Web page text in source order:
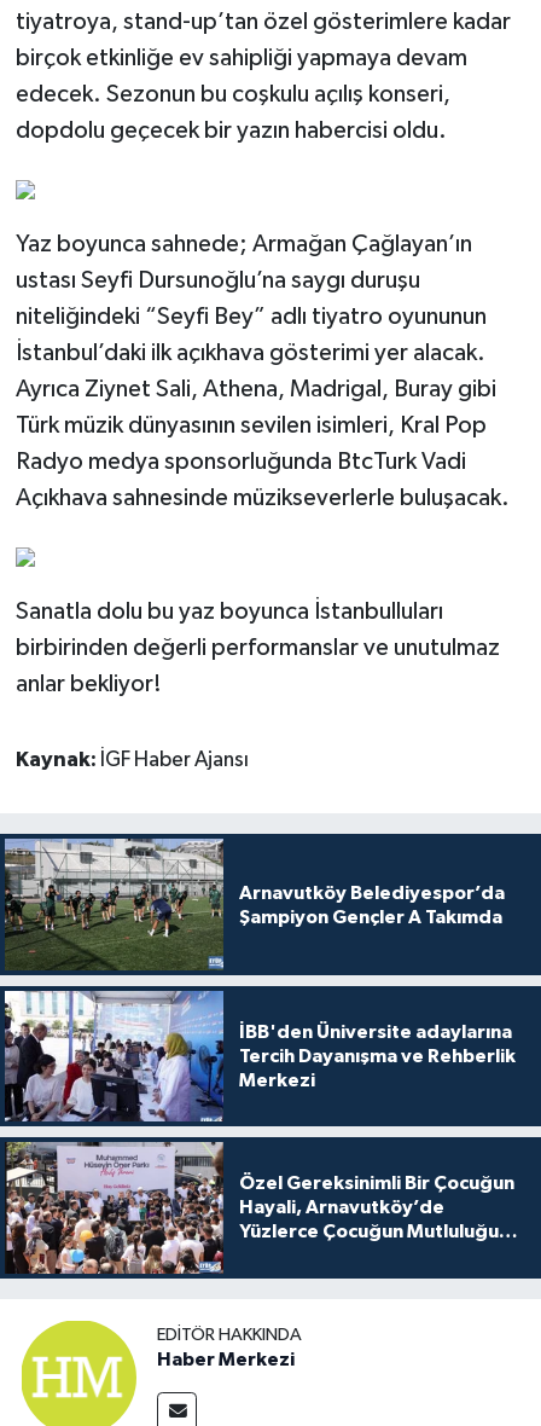
tiyatroya, stand-up’tan özel gösterimlere kadar
birçok etkinliğe ev sahipliği yapmaya devam
edecek. Sezonun bu coşkulu açılış konseri,
dopdolu geçecek bir yazın habercisi oldu.
Yaz boyunca sahnede; Armağan Çağlayan’ın
ustası Seyfi Dursunoğlu’na saygı duruşu
niteliğindeki “Seyfi Bey” adlı tiyatro oyununun
İstanbul’daki ilk açıkhava gösterimi yer alacak.
Ayrıca Ziynet Sali, Athena, Madrigal, Buray gibi
Türk müzik dünyasının sevilen isimleri, Kral Pop
Radyo medya sponsorluğunda BtcTurk Vadi
Açıkhava sahnesinde müzikseverlerle buluşacak.
Sanatla dolu bu yaz boyunca İstanbulluları
birbirinden değerli performanslar ve unutulmaz
anlar bekliyor!
Kaynak: İGF Haber Ajansı
Arnavutköy Belediyespor’da
Şampiyon Gençler A Takımda
İBB'den Üniversite adaylarına
Tercih Dayanışma ve Rehberlik
Merkezi
Özel Gereksinimli Bir Çocuğun
Hayali, Arnavutköy’de
Yüzlerce Çocuğun Mutluluğu
EDITÖR HAKKINDA
Haber Merkezi